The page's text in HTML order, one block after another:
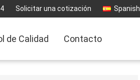
Solicitar una cotización Spanish
de Calidad Contacto